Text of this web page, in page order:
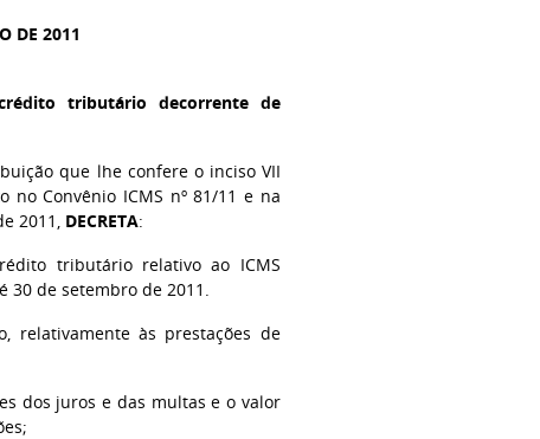
DE 2011
tributário decorrente de
que lhe confere o inciso VII
Convênio ICMS nº 81/11 e na
2011, DECRETA:
tributário relativo ao ICMS
30 de setembro de 2011.
relativamente às prestações de
dos juros e das multas e o valor